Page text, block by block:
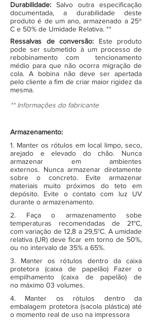
Durabilidade: Salvo outra especificação
documentada, a durabilidade deste
produto é de um ano, armazenado a 25º
C e 50% de Umidade Relativa. **
Ressalvas de conversão: Este produto
pode ser submetido à um processo de
rebobinamento com tencionamento
médio para que não ocorra migração de
cola. A bobina não deve ser apertada
pelo cliente a fim de criar maior rigidez da
mesma.
** Informações do fabricante
Armazenamento:
1. Manter os rótulos em local limpo, seco,
arejado e elevado do chão. Nunca
armazenar em ambientes
externos. Nunca armazenar diretamente
sobre o concreto. Evite armazenar
materiais muito próximos do teto em
depósito. Evite o contato com luz UV
durante o armazenamento.
2. Faça o armazenamento sobe
temperaturas recomendadas de 21°C,
com variação de 12,8 a 29,5°C. A umidade
relativa (UR) deve ficar em torno de 50%,
ou no intervalo de 35% a 65%.
3. Manter os rótulos dentro da caixa
protetora (caixa de papelão) Fazer o
empilhamento (caixa de papelão) de
no máximo 03 volumes.
4. Manter os rótulos dentro da
embalagem protetora (sacola plástica) até
o momento real de uso na impressora